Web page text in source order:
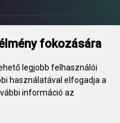
fokozására
legjobb felhasználói
használatával elfogadja a
információ az